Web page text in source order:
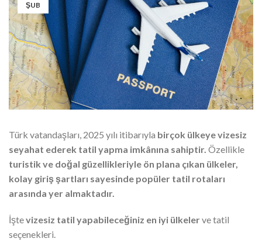
ŞUB
Türk vatandaşları, 2025 yılı itibarıyla birçok ülkeye vizesiz
seyahat ederek tatil yapma imkânına sahiptir. Özellikle
turistik ve doğal güzellikleriyle ön plana çıkan ülkeler,
kolay giriş şartları sayesinde popüler tatil rotaları
arasında yer almaktadır.
İştevizesiz tatil yapabileceğiniz en iyi ülkelerve tatil
seçenekleri.